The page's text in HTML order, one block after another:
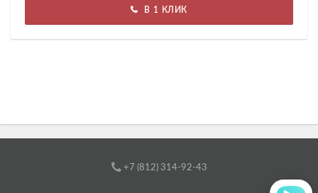
В 1 КЛИК
+7 (812) 314-92-43